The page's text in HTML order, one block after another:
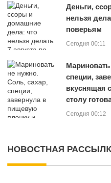
Деньги,
нельзя
поверьям
Сегодня 00:11
специи,
вкуснящая
столу
Сегодня 00:12
НОВОСТНАЯ